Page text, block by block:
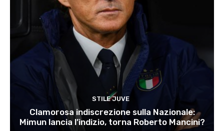
STILE JUVE
Clamorosa indiscrezione sulla Nazionale:
Mimun lancia l’indizio, torna Roberto Mancini?